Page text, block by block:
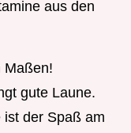
aus den
Maßen!
gute Laune.
ist der Spaß am